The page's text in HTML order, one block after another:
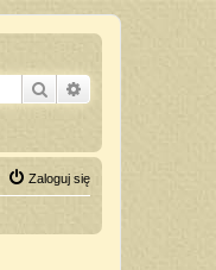
Szukaj
Zaloguj się